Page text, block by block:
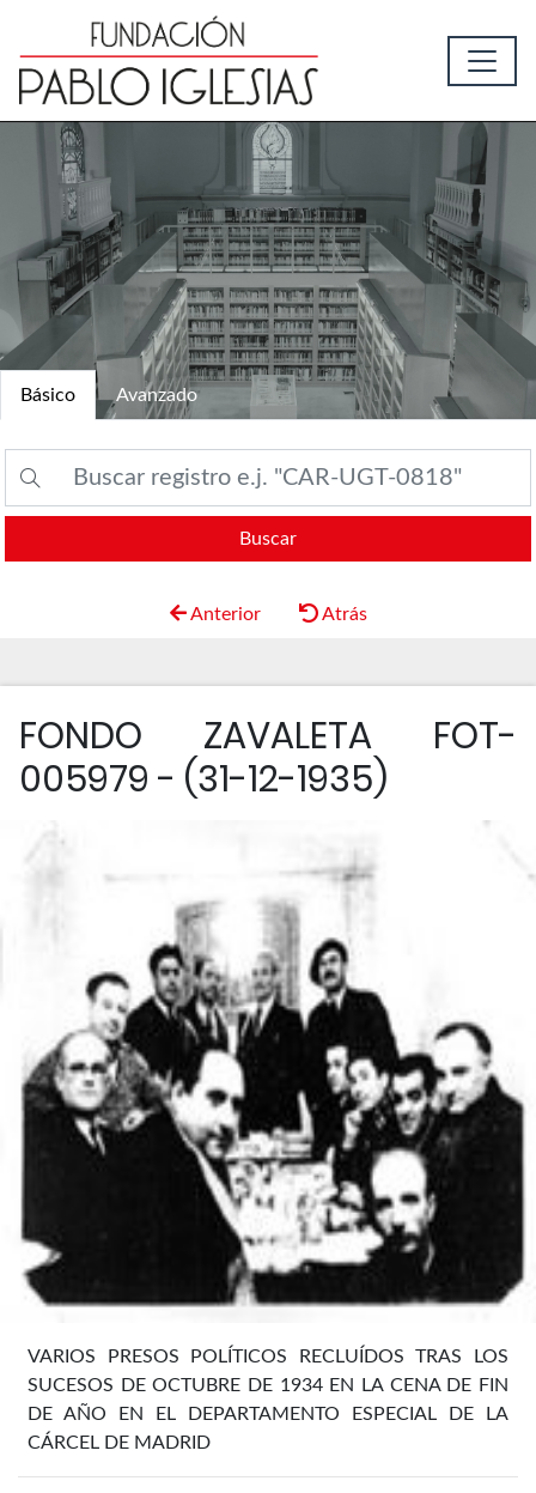
Básico Avanzado
Buscar
Anterior Atrás
FONDO ZAVALETA FOT-
005979 - (31-12-1935)
VARIOS PRESOS POLÍTICOS RECLUÍDOS TRAS LOS
SUCESOS DE OCTUBRE DE 1934 EN LA CENA DE FIN
DE AÑO EN EL DEPARTAMENTO ESPECIAL DE LA
CÁRCEL DE MADRID